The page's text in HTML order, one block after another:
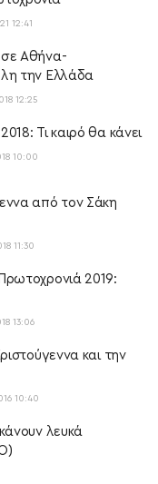
12:41
σε Αθήνα-
την Ελλάδα
12:25
Τι καιρό θα κάνει
10:00
από τον Σάκη
11:30
2019:
13:06
και την
10:40
λευκά